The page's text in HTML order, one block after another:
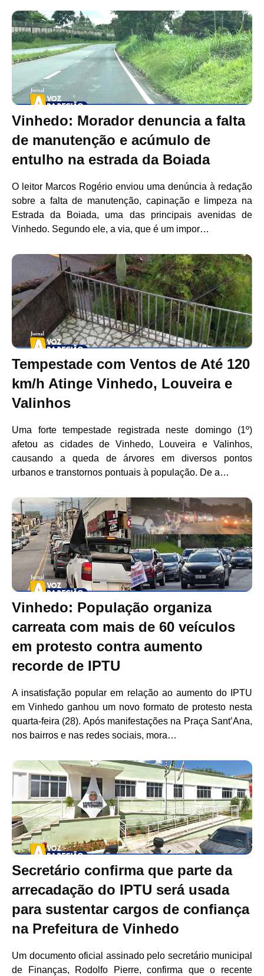
Vinhedo: Morador denuncia a falta
de manutenção e acúmulo de
entulho na estrada da Boiada
O leitor Marcos Rogério enviou uma denúncia à redação
sobre a falta de manutenção, capinação e limpeza na
Estrada da Boiada, uma das principais avenidas de
Vinhedo. Segundo ele, a via, que é um impor…
Tempestade com Ventos de Até 120
km/h Atinge Vinhedo, Louveira e
Valinhos
Uma forte tempestade registrada neste domingo (1º)
afetou as cidades de Vinhedo, Louveira e Valinhos,
causando a queda de árvores em diversos pontos
urbanos e transtornos pontuais à população. De a…
Vinhedo: População organiza
carreata com mais de 60 veículos
em protesto contra aumento
recorde de IPTU
A insatisfação popular em relação ao aumento do IPTU
em Vinhedo ganhou um novo formato de protesto nesta
quarta-feira (28). Após manifestações na Praça Sant’Ana,
nos bairros e nas redes sociais, mora…
Secretário confirma que parte da
arrecadação do IPTU será usada
para sustentar cargos de confiança
na Prefeitura de Vinhedo
Um documento oficial assinado pelo secretário municipal
de Finanças, Rodolfo Pierre, confirma que o recente